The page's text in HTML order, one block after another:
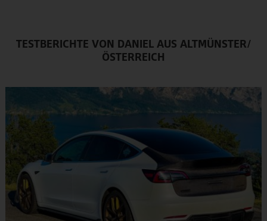
TESTBERICHTE VON DANIEL AUS ALTMÜNSTER/
ÖSTERREICH